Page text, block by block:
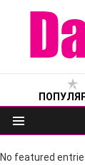
Меню
No featured